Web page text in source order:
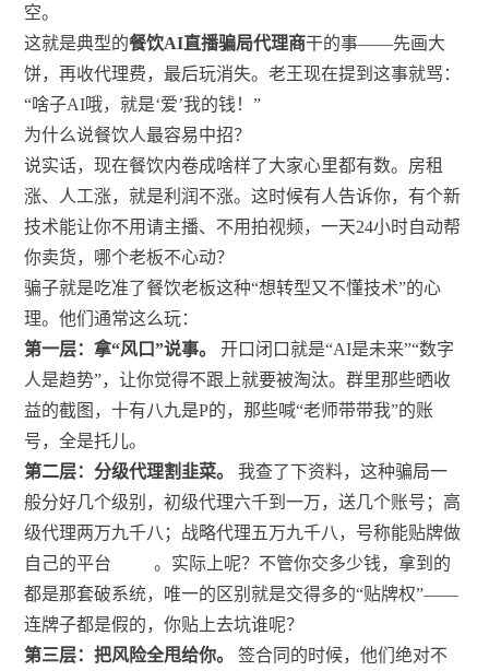
空。
这就是典型的餐饮AI直播骗局代理商干的事——先画大
饼，再收代理费，最后玩消失。老王现在提到这事就骂：
“啥子AI哦，就是‘爱’我的钱！”
为什么说餐饮人最容易中招？
说实话，现在餐饮内卷成啥样了大家心里都有数。房租
涨、人工涨，就是利润不涨。这时候有人告诉你，有个新
技术能让你不用请主播、不用拍视频，一天24小时自动帮
你卖货，哪个老板不心动？
骗子就是吃准了餐饮老板这种“想转型又不懂技术”的心
理。他们通常这么玩：
第一层：拿“风口”说事。
开口闭口就是“AI是未来”“数字
人是趋势”，让你觉得不跟上就要被淘汰。群里那些晒收
益的截图，十有八九是P的，那些喊“老师带带我”的账
号，全是托儿。
第二层：分级代理割韭菜。
我查了下资料，这种骗局一
般分好几个级别，初级代理六千到一万，送几个账号；高
级代理两万九千八；战略代理五万九千八，号称能贴牌做
自己的平台
。实际上呢？不管你交多少钱，拿到的
都是那套破系统，唯一的区别就是交得多的“贴牌权”——
连牌子都是假的，你贴上去坑谁呢？
第三层：把风险全甩给你。
签合同的时候，他们绝对不